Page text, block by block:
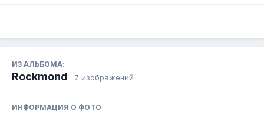
ИЗ АЛЬБОМА:
Rockmond · 7 изображений
ИНФОРМАЦИЯ О ФОТО